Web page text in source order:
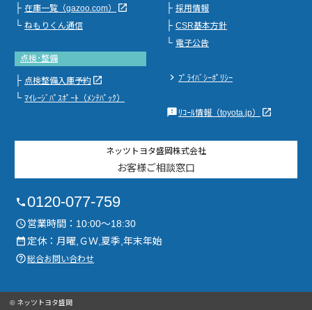
├ 在庫一覧（gazoo.com）
launch
└ ねもりくん通信
点検･整備
├ 点検整備入庫予約 launch
└ ﾏｲﾚｰｼﾞﾊﾟｽﾎﾟｰﾄ（ﾒﾝﾃﾊﾟｯｸ）
├ 採用情報
├ CSR基本方針
└ 電子公告
chevron_right ﾌﾟﾗｲﾊﾞｼｰﾎﾟﾘｼｰ
feedback ﾘｺｰﾙ情報（toyota.jp） launch
ネッツトヨタ盛岡株式会社
お客様ご相談窓口
phone0120-077-759
access_time営業時間：10:00～18:30
date_range 定休：月曜,ＧＷ,夏季,年末年始
help_outline総合お問い合わせ
© ネッツトヨタ盛岡